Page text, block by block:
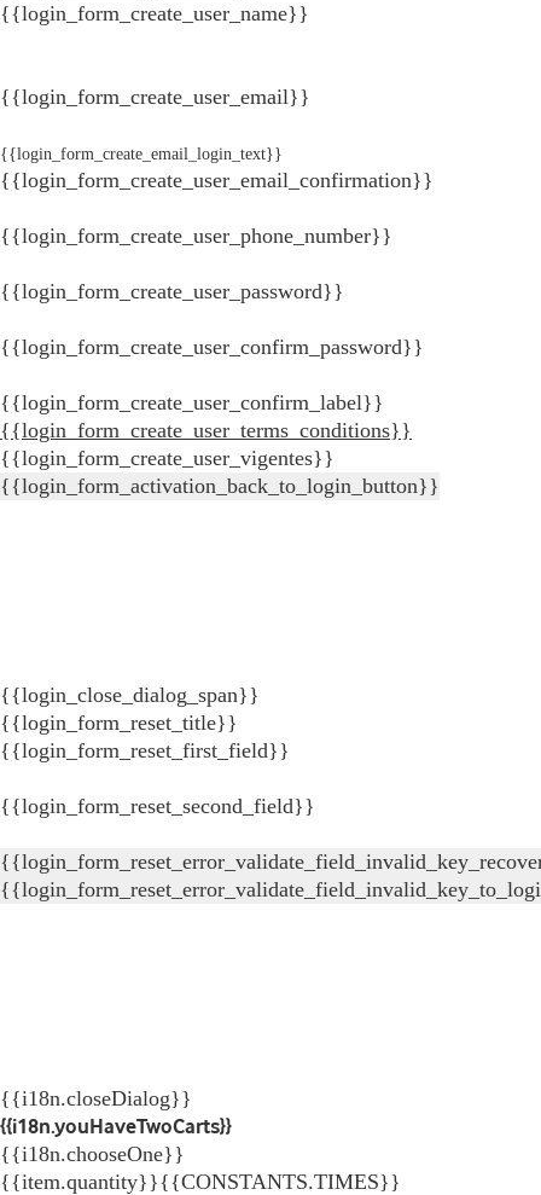
{{login_form_create_user_name}}
{{login_form_create_user_email}}
{{login_form_create_email_login_text}}
{{login_form_create_user_email_confirmation}}
{{login_form_create_user_phone_number}}
{{login_form_create_user_password}}
{{login_form_create_user_confirm_password}}
{{login_form_create_user_confirm_label}}
{{login_form_create_user_terms_conditions}}
{{login_form_create_user_vigentes}}
{{login_form_activation_back_to_login_button}}
{{login_close_dialog_span}}
{{login_form_reset_title}}
{{login_form_reset_first_field}}
{{login_form_reset_second_field}}
{{i18n.closeDialog}}
{{i18n.youHaveTwoCarts}}
{{i18n.chooseOne}}
{{item.quantity}}{{CONSTANTS.TIMES}}